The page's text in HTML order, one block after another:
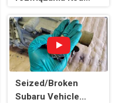
czujnika
wejściowego/prędk
ości turbiny „A”.
Seized/Broken
Subaru Vehicle